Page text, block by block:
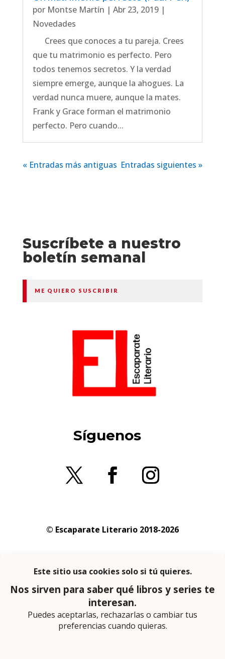
por Montse Martín | Abr 23, 2019|
Novedades
Crees que conoces a tu pareja. Crees
que tu matrimonio es perfecto. Pero
todos tenemos secretos. Y la verdad
siempre emerge, aunque la ahogues. La
verdad nunca muere, aunque la mates.
Frank y Grace forman el matrimonio
perfecto. Pero cuando...
« Entradas más antiguas Entradas siguientes »
Suscríbete a nuestro
boletín semanal
ME QUIERO SUSCRIBIR
Síguenos
© Escaparate Literario 2018-2026
privacidad
En calidad de afiliado de Amazon obtengo
ingresos por las compras adscritas que